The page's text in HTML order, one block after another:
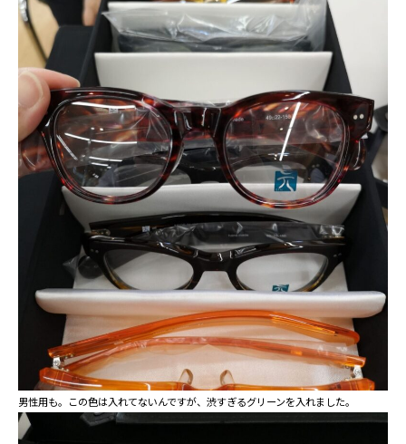
男性用も。この色は入れてないんですが、渋すぎるグリーンを入れました。